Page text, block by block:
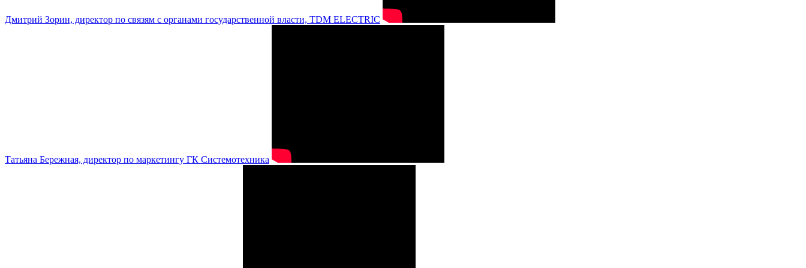
Дмитрий Зорин, директор по связям с органами государственной власти, TDM ELECTRIC
Татьяна Бережная, директор по маркетингу ГК Системотехника